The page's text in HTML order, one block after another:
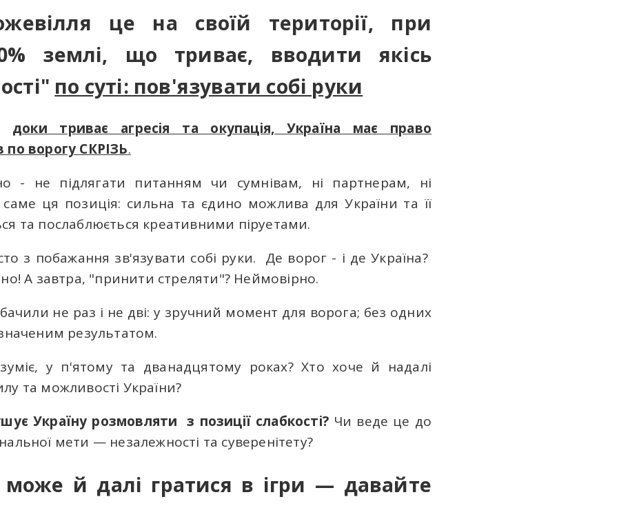
це на своїй території, при
землі, що триває, вводити якісь
по суті: пов'язувати собі руки
доки триває агресія та окупація, Україна має право
по ворогу СКРІЗЬ.
- не підлягати питанням чи сумнівам, ні партнерам, ні
ця позиція: сильна та єдино можлива для України та її
та послаблюється креативними піруетами.
з побажання зв'язувати собі руки. Де ворог - і де Україна?
А завтра, "принити стреляти"? Неймовірно.
не раз і не дві: у зручний момент для ворога; без одних
результатом.
у п'ятому та дванадцятому роках? Хто хоче й надалі
та можливості України?
Україну розмовляти з позиції слабкості? Чи веде це до
мети — незалежності та суверенітету?
може й далі гратися в ігри — давайте